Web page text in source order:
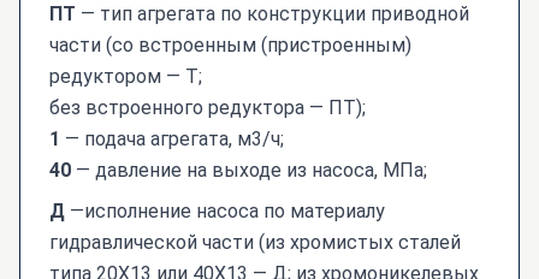
ПТ — тип агрегата по конструкции приводной
части (со встроенным (пристроенным)
редуктором — Т;
без встроенного редуктора — ПТ);
1 — подача агрегата, м3/ч;
40 — давление на выходе из насоса, МПа;
Д —исполнение насоса по материалу
гидравлической части (из хромистых сталей
типа 20Х13 или 40Х13 — Д; из хромоникелевых